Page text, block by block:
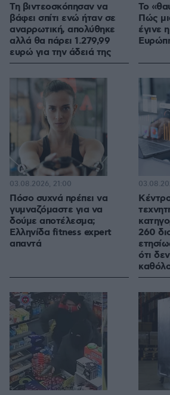
Τη βιντεοσκόπησαν να
βάφει σπίτι ενώ ήταν σε
αναρρωτική, απολύθηκε
αλλά θα πάρει 1.279,99
ευρώ για την άδειά της
Το
Πώς
έγινε
Πόσο συχνά πρέπει να
γυμναζόμαστε για να
δούμε αποτέλεσμα;
Ελληνίδα fitness expert
απαντά
03.08.2026, 21:00
260
ότι